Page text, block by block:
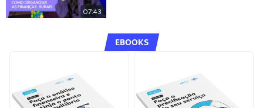
07:43
EBOOKS